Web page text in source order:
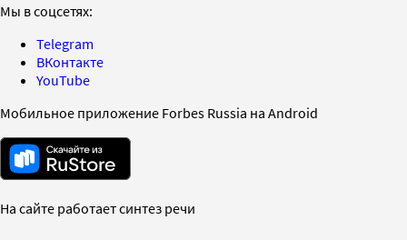
Мы в соцсетях:
Telegram
ВКонтакте
YouTube
Мобильное приложение Forbes Russia на Android
На сайте работает синтез речи